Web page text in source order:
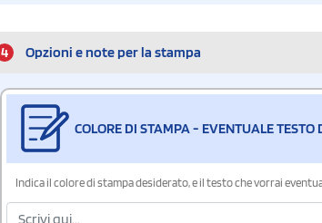
4 Opzioni e note per la stampa
COLORE DI STAMPA - EVENTUALE TESTO
Indica il colore di stampa desiderato, e il testo che vorrai